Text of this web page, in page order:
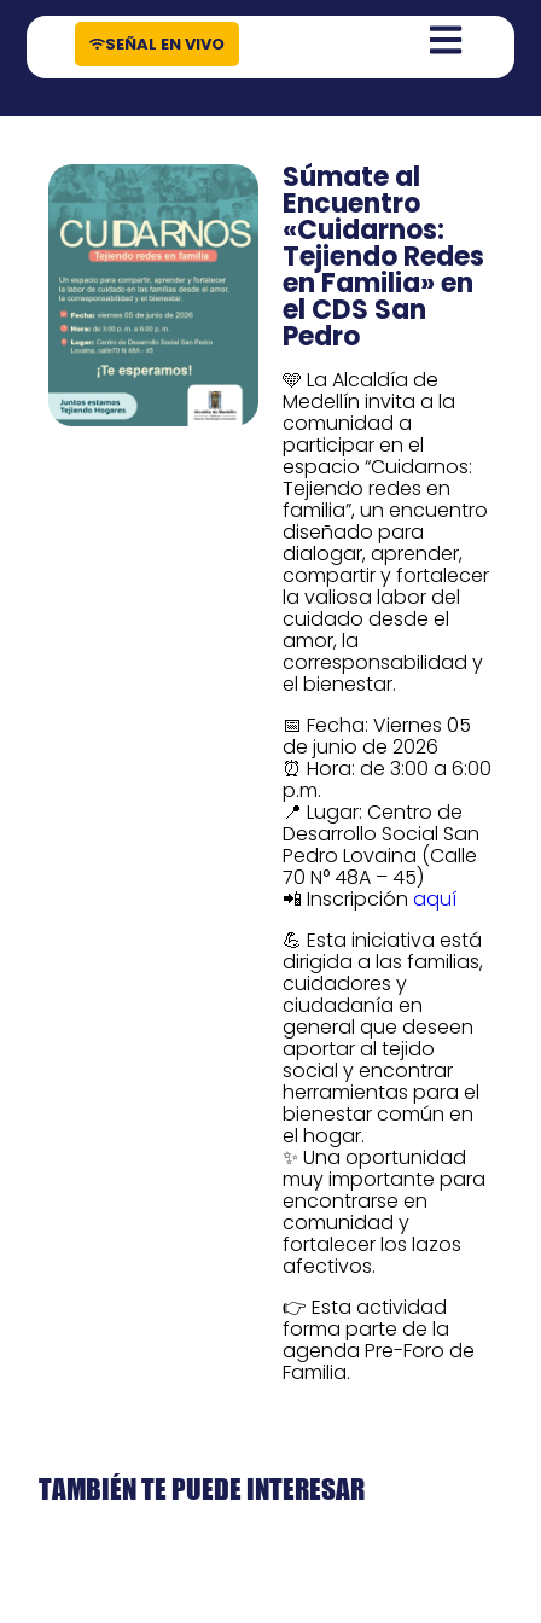
contenido
SEÑAL EN VIVO
Súmate al
Encuentro
«Cuidarnos:
Tejiendo Redes
en Familia» en
el CDS San
Pedro
🩵 La Alcaldía de
Medellín invita a la
comunidad a
participar en el
espacio “Cuidarnos:
Tejiendo redes en
familia”, un encuentro
diseñado para
dialogar, aprender,
compartir y fortalecer
la valiosa labor del
cuidado desde el
amor, la
corresponsabilidad y
el bienestar.
📅 Fecha: Viernes 05
de junio de 2026
⏰ Hora: de 3:00 a 6:00
p.m.
📍 Lugar: Centro de
Desarrollo Social San
Pedro Lovaina (Calle
70 N° 48A – 45)
📲 Inscripción aquí
💪 Esta iniciativa está
dirigida a las familias,
cuidadores y
ciudadanía en
general que deseen
aportar al tejido
social y encontrar
herramientas para el
bienestar común en
el hogar.
✨ Una oportunidad
muy importante para
encontrarse en
comunidad y
fortalecer los lazos
afectivos.
👉 Esta actividad
forma parte de la
agenda Pre-Foro de
Familia.
TAMBIÉN TE PUEDE INTERESAR